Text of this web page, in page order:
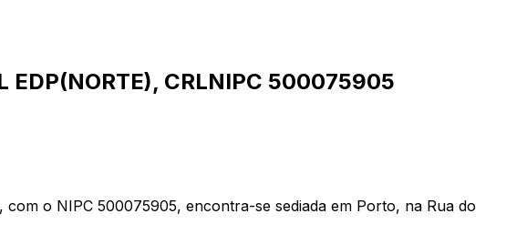
EDP(NORTE), CRLNIPC 500075905
com o NIPC 500075905, encontra-se sediada em Porto, na Rua do